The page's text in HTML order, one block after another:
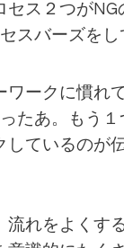
セス２つがNG
スバーズを
ワークに慣れ
たあ。もう
しているのが
流れをよくす